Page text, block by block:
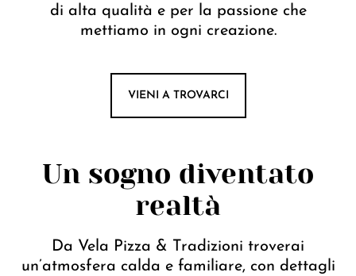
di alta qualità e per la passione che
mettiamo in ogni creazione.
VIENI A TROVARCI
Un sogno diventato
realtà
Da Vela Pizza & Tradizioni troverai
un’atmosfera calda e familiare, con dettagli